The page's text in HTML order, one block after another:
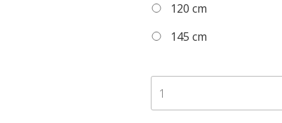
120 cm
145 cm
zelfklevend
behangcirkel